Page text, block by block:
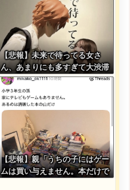
【悲報】未来で待ってる女さ
ん、あまりにも多すぎて大渋滞
に????
【悲報】親「うちの子にはゲー
ムは買い与えません。本だけで